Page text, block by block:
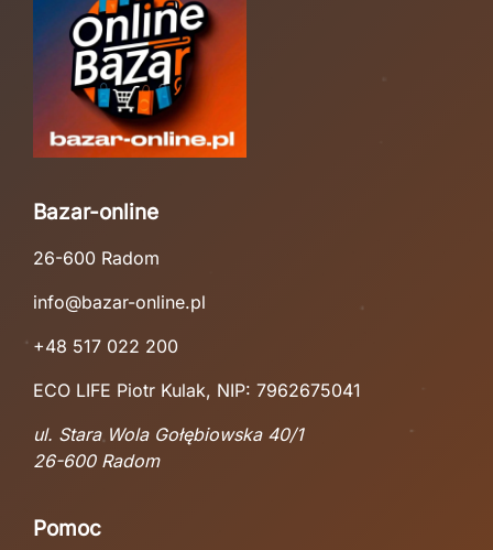
Bazar-online
26-600 Radom
info@bazar-online.pl
+48 517 022 200
ECO LIFE Piotr Kulak, NIP: 7962675041
ul. Stara Wola Gołębiowska 40/1
26-600 Radom
Pomoc